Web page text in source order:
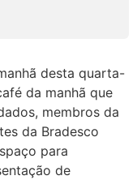
desta quarta-
da manhã que
membros da
da Bradesco
para
de